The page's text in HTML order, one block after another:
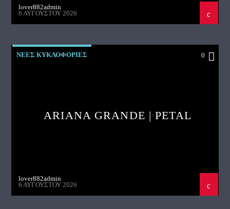
lover882admin
6 ΑΥΓΟΎΣΤΟΥ 2026
ΝΕΕΣ ΚΥΚΛΟΦΟΡΙΕΣ 0
ARIANA GRANDE | PETAL
lover882admin
6 ΑΥΓΟΎΣΤΟΥ 2026